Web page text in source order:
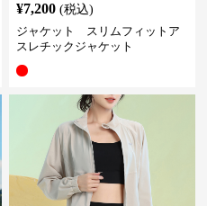
¥7,200 (税込)
ジャケット スリムフィットア
スレチックジャケット